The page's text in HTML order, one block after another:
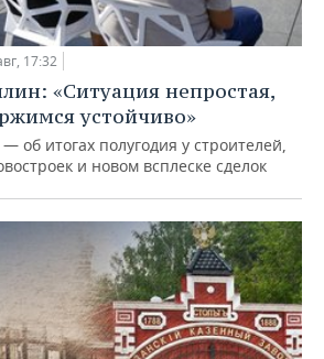
17:32
«Ситуация непростая,
устойчиво»
об итогах полугодия у строителей,
и новом всплеске сделок